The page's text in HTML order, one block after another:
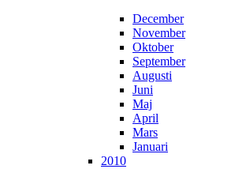
December
November
Oktober
September
Augusti
Juni
Maj
April
Mars
Januari
2010